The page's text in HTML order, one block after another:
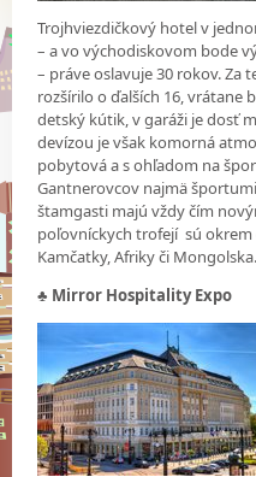
Trojhviezdičkový hotel v
– a vo východiskovom bode
– práve oslavuje 30 rokov. Za
rozšírilo o ďalších 16, vrátane
detský kútik, v garáži je dosť
devízou je však komorná
pobytová a s ohľadom na
Gantnerovcov najmä
štamgasti majú vždy čím
poľovníckych trofejí sú okrem
Kamčatky, Afriky či Mongolska.
♣ Mirror Hospitality Expo